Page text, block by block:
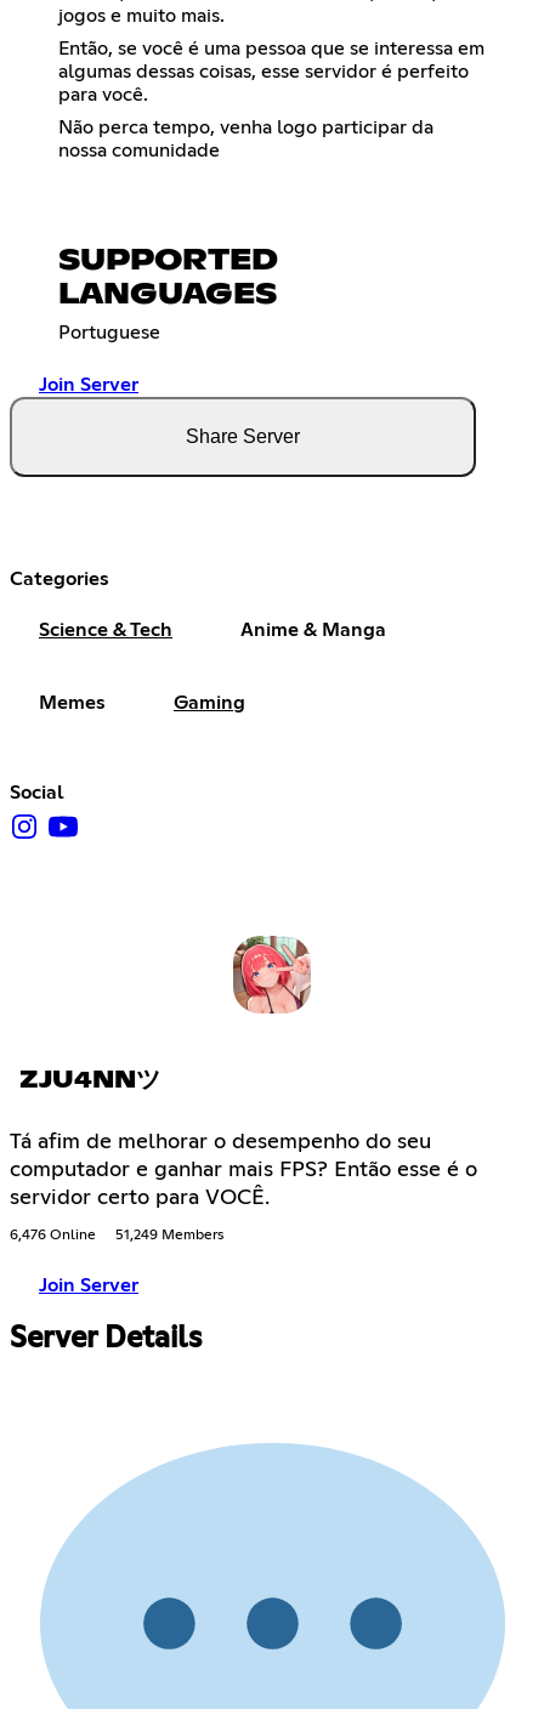
jogos e muito mais.
Então, se você é uma pessoa que se interessa em
algumas dessas coisas, esse servidor é perfeito
para você.
Não perca tempo, venha logo participar da
nossa comunidade
SUPPORTED
LANGUAGES
Portuguese
Join Server
Share Server
Categories
Science & Tech Anime & Manga
Memes Gaming
Social
ZJU4NNツ
Tá afim de melhorar o desempenho do seu
computador e ganhar mais FPS? Então esse é o
servidor certo para VOCÊ.
6,476 Online 51,249 Members
Join Server
Server Details